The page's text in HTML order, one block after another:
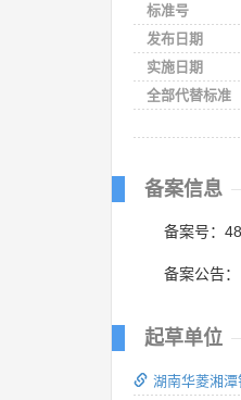
标准号
发布日期
实施日期
全部代替标准
备案信息
备案号：
备案公告：
起草单位
湖南华菱湘